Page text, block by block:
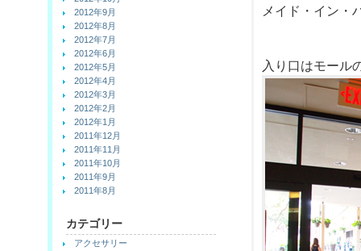
メイド・イン・
入り口はモール
2012年9月
2012年8月
2012年7月
2012年6月
2012年5月
2012年4月
2012年3月
2012年2月
2012年1月
2011年12月
2011年11月
2011年10月
2011年9月
2011年8月
カテゴリー
アクセサリー